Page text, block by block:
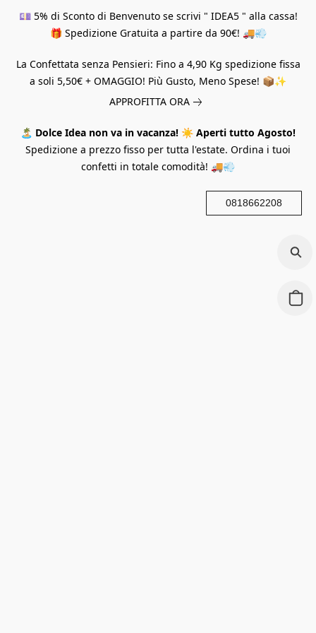
💷 5% di Sconto di Benvenuto se scrivi " IDEA5 " alla cassa!
🎁 Spedizione Gratuita a partire da 90€! 🚚💨
La Confettata senza Pensieri: Fino a 4,90 Kg spedizione fissa
a soli 5,50€ + OMAGGIO! Più Gusto, Meno Spese! 📦✨
APPROFITTA ORA
🏝️ Dolce Idea non va in vacanza! ☀️ Aperti tutto Agosto!
Spedizione a prezzo fisso per tutta l'estate. Ordina i tuoi
confetti in totale comodità! 🚚💨
0818662208